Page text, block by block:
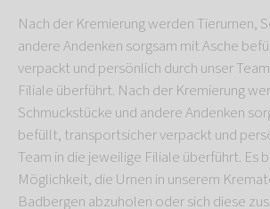
Nach der Kremierung werden Tierurnen,
andere Andenken sorgsam mit Asche
verpackt und persönlich durch unser
Filiale überführt. Nach der Kremierung
Schmuckstücke und andere Andenken
befüllt, transportsicher verpackt und
Team in die jeweilige Filiale überführt. Es
Möglichkeit, die Urnen in unserem
Badbergen abzuholen oder sich diese